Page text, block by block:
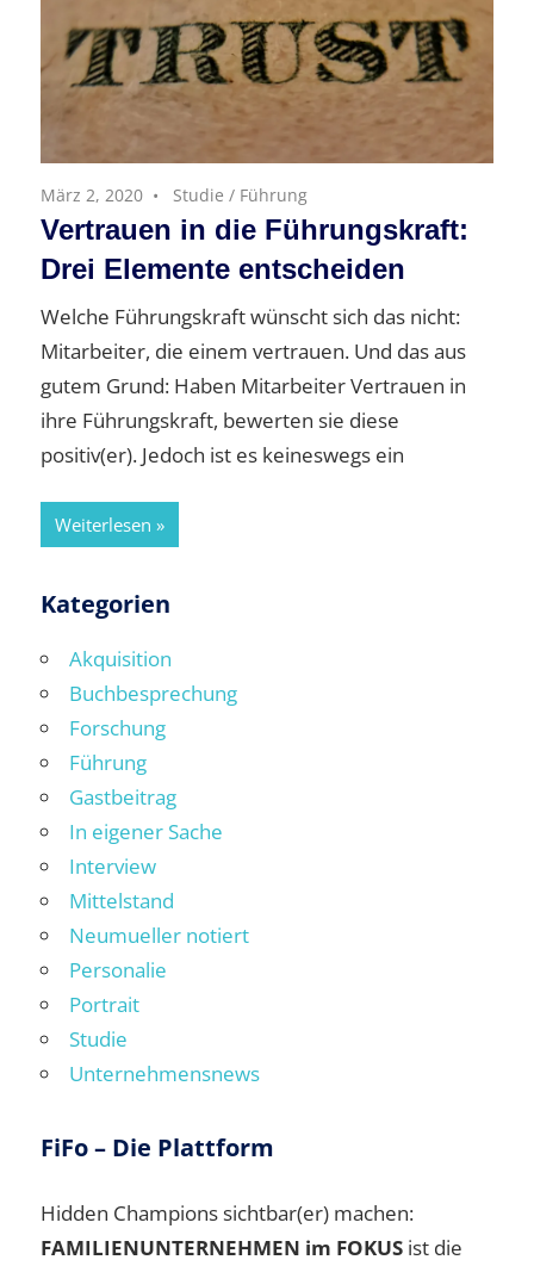
März 2, 2020 Studie / Führung
Vertrauen in die Führungskraft:
Drei Elemente entscheiden
Welche Führungskraft wünscht sich das nicht:
Mitarbeiter, die einem vertrauen. Und das aus
gutem Grund: Haben Mitarbeiter Vertrauen in
ihre Führungskraft, bewerten sie diese
positiv(er). Jedoch ist es keineswegs ein
Weiterlesen
Kategorien
Akquisition
Buchbesprechung
Forschung
Führung
Gastbeitrag
In eigener Sache
Interview
Mittelstand
Neumueller notiert
Personalie
Portrait
Studie
Unternehmensnews
FiFo – Die Plattform
Hidden Champions sichtbar(er) machen:
FAMILIENUNTERNEHMEN im FOKUS ist die